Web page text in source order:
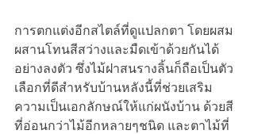
การตกแต่งอีกสไตล์ที่ดูแปลกตา โดยผสม
ผสานโทนสีสว่างและมืดเข้าด้วยกันได้
อย่างลงตัว ซึ่งไม้ฝาสนรางลิ้นก็ถือเป็นตัว
เลือกที่ดีสำหรับบ้านหลังนี้ที่ช่วยเสริม
ความเป็นเอกลักษณ์ให้แก่ผนังบ้าน ด้วยสี
ที่อ่อนกว่าไม้อีกหลายๆชนิด และตาไม้ที่